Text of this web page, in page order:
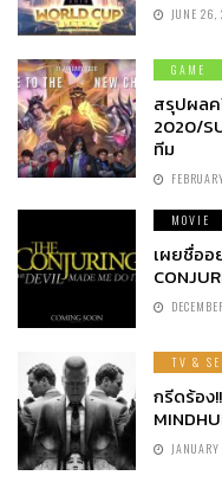
JUNE
GAME
สรุปผลค
2020/
ทีม
MOVIE
เผยชื่ออ
TV &
กรีดร้อง